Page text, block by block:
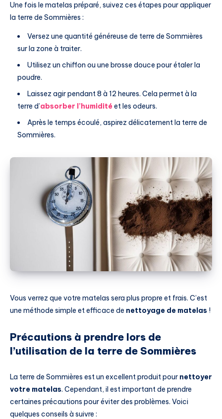
Une fois le matelas préparé, suivez ces étapes pour appliquer
la terre de Sommières :
Versez une quantité généreuse de terre de Sommières
sur la zone à traiter.
Utilisez un chiffon ou une brosse douce pour étaler la
poudre.
Laissez agir pendant 8 à 12 heures. Cela permet à la
terre d’absorber l’humidité et les odeurs.
Après le temps écoulé, aspirez délicatement la terre de
Sommières.
Vous verrez que votre matelas sera plus propre et frais. C’est
une méthode simple et efficace de nettoyage de matelas !
Précautions à prendre lors de
l’utilisation de la terre de Sommières
La terre de Sommières est un excellent produit pour nettoyer
votre matelas. Cependant, il est important de prendre
certaines précautions pour éviter des problèmes. Voici
quelques conseils à suivre :